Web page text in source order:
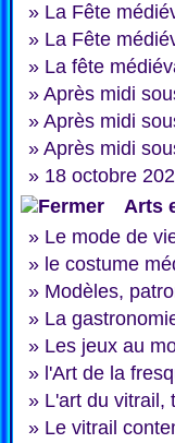
» La Fête
» La Fête
» La fête
» Après midi
» Après midi
» Après midi
» 18 octobre
Arts
» Le mode de
» le costume
» Modèles,
» La
» Les jeux au
» l'Art de la
» L'art du vitrail,
» Le vitrail